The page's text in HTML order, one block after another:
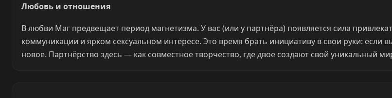
Любовь и отношения
В любви Маг предвещает период магнетизма. У вас (или у партнёра) появляется сила
коммуникации и ярком сексуальном интересе. Это время брать инициативу в свои руки:
новое. Партнёрство здесь — как совместное творчество, где двое создают свой уникальный